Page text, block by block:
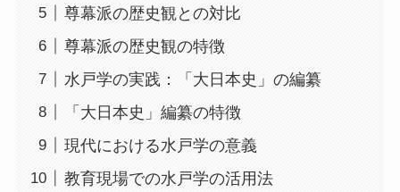
尊幕派の歴史観との対比
尊幕派の歴史観の特徴
水戸学の実践：「大日本史」の編纂
「大日本史」編纂の特徴
現代における水戸学の意義
教育現場での水戸学の活用法